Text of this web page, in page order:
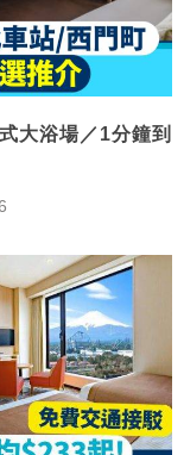
大浴場／1分鐘到